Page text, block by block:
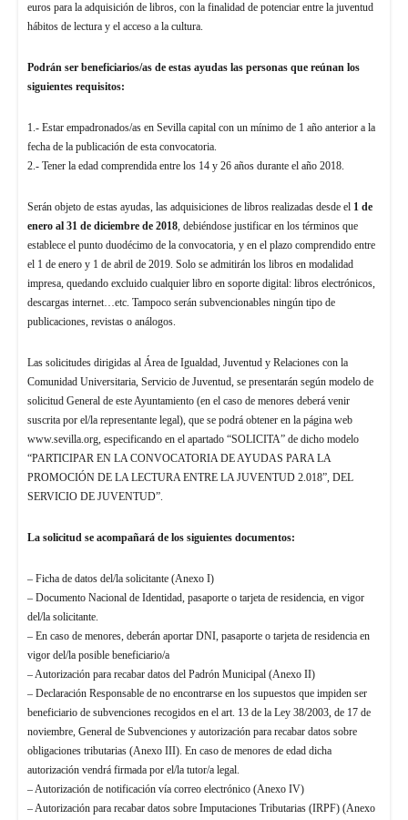
euros para la adquisición de libros, con la finalidad de potenciar entre la juventud
hábitos de lectura y el acceso a la cultura.
Podrán ser beneficiarios/as de estas ayudas las personas que reúnan los
siguientes requisitos:
1.- Estar empadronados/as en Sevilla capital con un mínimo de 1 año anterior a la
fecha de la publicación de esta convocatoria.
2.- Tener la edad comprendida entre los 14 y 26 años durante el año 2018.
Serán objeto de estas ayudas, las adquisiciones de libros realizadas desde el 1 de
enero al 31 de diciembre de 2018, debiéndose justificar en los términos que
establece el punto duodécimo de la convocatoria, y en el plazo comprendido entre
el 1 de enero y 1 de abril de 2019. Solo se admitirán los libros en modalidad
impresa, quedando excluido cualquier libro en soporte digital: libros electrónicos,
descargas internet…etc. Tampoco serán subvencionables ningún tipo de
publicaciones, revistas o análogos.
Las solicitudes dirigidas al Área de Igualdad, Juventud y Relaciones con la
Comunidad Universitaria, Servicio de Juventud, se presentarán según modelo de
solicitud General de este Ayuntamiento (en el caso de menores deberá venir
suscrita por el/la representante legal), que se podrá obtener en la página web
www.sevilla.org, especificando en el apartado “SOLICITA” de dicho modelo
“PARTICIPAR EN LA CONVOCATORIA DE AYUDAS PARA LA
PROMOCIÓN DE LA LECTURA ENTRE LA JUVENTUD 2.018”, DEL
SERVICIO DE JUVENTUD”.
La solicitud se acompañará de los siguientes documentos:
– Ficha de datos del/la solicitante (Anexo I)
– Documento Nacional de Identidad, pasaporte o tarjeta de residencia, en vigor
del/la solicitante.
– En caso de menores, deberán aportar DNI, pasaporte o tarjeta de residencia en
vigor del/la posible beneficiario/a
– Autorización para recabar datos del Padrón Municipal (Anexo II)
– Declaración Responsable de no encontrarse en los supuestos que impiden ser
beneficiario de subvenciones recogidos en el art. 13 de la Ley 38/2003, de 17 de
noviembre, General de Subvenciones y autorización para recabar datos sobre
obligaciones tributarias (Anexo III). En caso de menores de edad dicha
autorización vendrá firmada por el/la tutor/a legal.
– Autorización de notificación vía correo electrónico (Anexo IV)
– Autorización para recabar datos sobre Imputaciones Tributarias (IRPF) (Anexo